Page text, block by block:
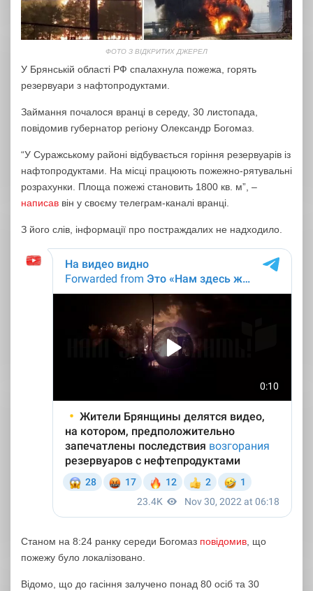
ФОТО З ВІДКРИТИХ ДЖЕРЕЛ
У Брянській області РФ спалахнула пожежа, горять
резервуари з нафтопродуктами.
Займання почалося вранці в середу, 30 листопада,
повідомив губернатор регіону Олександр Богомаз.
“У Суражському районі відбувається горіння резервуарів із
нафтопродуктами. На місці працюють пожежно-рятувальні
розрахунки. Площа пожежі становить 1800 кв. м”, –
написав він у своєму телеграм-каналі вранці.
З його слів, інформації про постраждалих не надходило.
Станом на 8:24 ранку середи Богомаз повідомив, що
пожежу було локалізовано.
Відомо, що до гасіння залучено понад 80 осіб та 30